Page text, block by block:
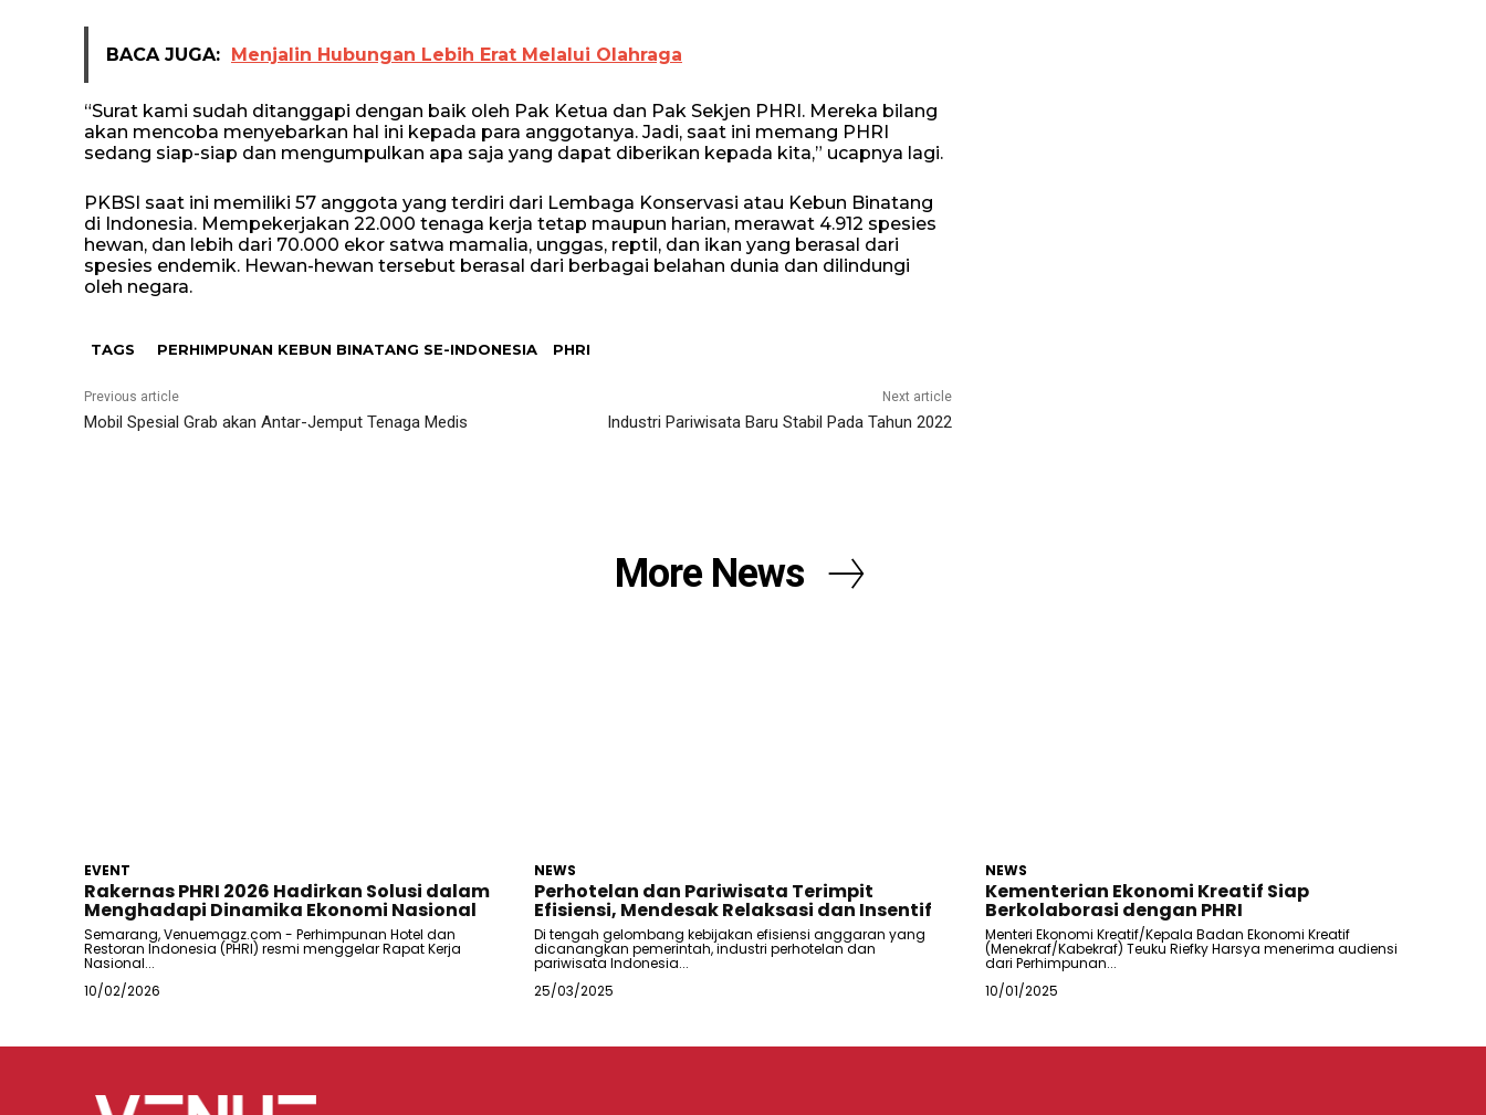
BACA JUGA: Menjalin Hubungan Lebih Erat Melalui Olahraga
“Surat kami sudah ditanggapi dengan baik oleh Pak Ketua dan Pak Sekjen PHRI. Mereka bilang
akan mencoba menyebarkan hal ini kepada para anggotanya. Jadi, saat ini memang PHRI
sedang siap-siap dan mengumpulkan apa saja yang dapat diberikan kepada kita,” ucapnya lagi.
PKBSI saat ini memiliki 57 anggota yang terdiri dari Lembaga Konservasi atau Kebun Binatang
di Indonesia. Mempekerjakan 22.000 tenaga kerja tetap maupun harian, merawat 4.912 spesies
hewan, dan lebih dari 70.000 ekor satwa mamalia, unggas, reptil, dan ikan yang berasal dari
spesies endemik. Hewan-hewan tersebut berasal dari berbagai belahan dunia dan dilindungi
oleh negara.
TAGS PERHIMPUNAN KEBUN BINATANG SE-INDONESIA PHRI
Previous article
Mobil Spesial Grab akan Antar-Jemput Tenaga Medis
Next article
Industri Pariwisata Baru Stabil Pada Tahun 2022
More News
EVENT
Rakernas PHRI 2026 Hadirkan Solusi dalam
Menghadapi Dinamika Ekonomi Nasional
Semarang, Venuemagz.com - Perhimpunan Hotel dan
Restoran Indonesia (PHRI) resmi menggelar Rapat Kerja
Nasional...
10/02/2026
NEWS
Perhotelan dan Pariwisata Terimpit
Efisiensi, Mendesak Relaksasi dan Insentif
Di tengah gelombang kebijakan efisiensi anggaran yang
dicanangkan pemerintah, industri perhotelan dan
pariwisata Indonesia...
25/03/2025
NEWS
Kementerian Ekonomi Kreatif Siap
Berkolaborasi dengan PHRI
Menteri Ekonomi Kreatif/Kepala Badan Ekonomi Kreatif
(Menekraf/Kabekraf) Teuku Riefky Harsya menerima audiensi
dari Perhimpunan...
10/01/2025